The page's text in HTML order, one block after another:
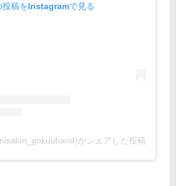
投稿をInstagramで見る
がシェアした投稿